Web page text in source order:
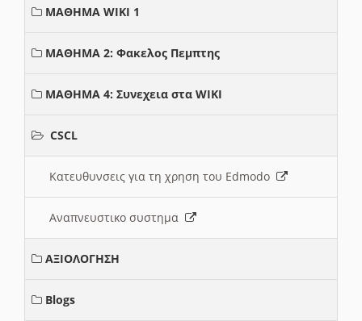
ΜΑΘΗΜΑ WIKI 1
ΜΑΘΗΜΑ 2: Φακελος Πεμπτης
ΜΑΘΗΜΑ 4: Συνεχεια στα WIKI
CSCL
Κατευθυνσεις για τη χρηση του Edmodo
Αναπνευστικο συστημα
ΑΞΙΟΛΟΓΗΣΗ
Blogs